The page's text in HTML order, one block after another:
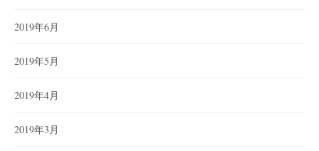
2019年6月
2019年5月
2019年4月
2019年3月